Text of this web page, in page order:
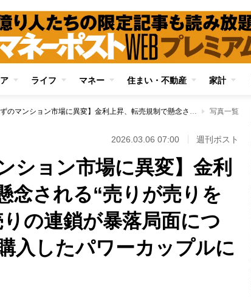
ライフ マネー 住まい・不動産 家計
【天井知らずのマンション市場に異変】金利上昇、転売規制で懸念される“売りが売りを呼ぶ展開” 狼狽売りの連鎖が暴落局面につながると、実需で購入したパワーカップルに悲劇 写真一覧
2026.03.06 07:00 週刊ポスト
ション市場に異変】金利
念される“売りが売りを
の連鎖が暴落局面につ
入したパワーカップルに